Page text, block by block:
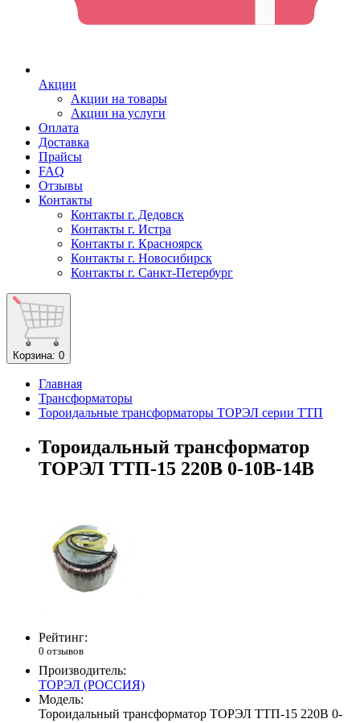
Акции
Акции на товары
Акции на услуги
Оплата
Доставка
Прайсы
FAQ
Отзывы
Контакты
Контакты г. Дедовск
Контакты г. Истра
Контакты г. Красноярск
Контакты г. Новосибирск
Контакты г. Санкт-Петербург
Корзина: 0
Главная
Трансформаторы
Тороидальные трансформаторы ТОРЭЛ серии ТТП
Тороидальный трансформатор
ТОРЭЛ ТТП-15 220В 0-10В-14В
Рейтинг:
0 отзывов
Производитель:
ТОРЭЛ (РОССИЯ)
Модель:
Тороидальный трансформатор ТОРЭЛ ТТП-15 220В 0-